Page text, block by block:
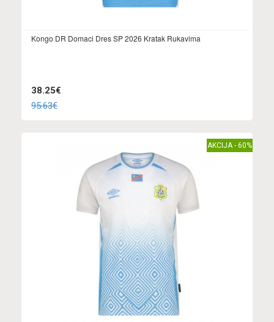
Kongo DR Domaci Dres SP 2026 Kratak Rukavima
38.25€
95.63€
AKCIJA - 60%